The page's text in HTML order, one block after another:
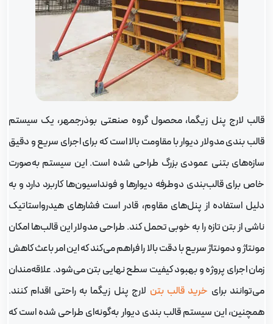
لارج پنل زیگما، محصول گروه صنعتی بوذرجمهر، یک سیستم
بندی مدولار دیوار با مقاومت بالا است که برای اجرای سریع و دقیق
بتنی عمودی بزرگ طراحی شده است. این سیستم به‌صورت
برای قالب‌بندی دوطرفه دیوارها و فونداسیون‌ها کاربرد دارد و به
استفاده از پنل‌های مقاوم، قادر است فشارهای هیدرواستاتیک
از بتن تازه را به خوبی تحمل کند. طراحی مدولار این قالب‌ها امکان
و دمونتاژ سریع با دقت بالا را فراهم می‌کند که این امر باعث کاهش
اجرای پروژه و بهبود کیفیت سطح نهایی بتن می‌شود. علاقه‌مندان
برایخرید قالب بتنلارج پنل زیگما به راحتی اقدام کنند.
این سیستم قالب بندی دیوار به‌گونه‌ای طراحی شده است که